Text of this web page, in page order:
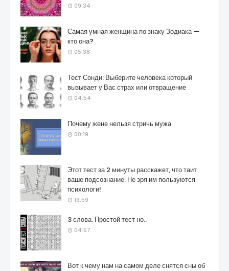
09:34
Самая умная женщина по знаку Зодиака —
кто она?
05:38
Тест Сонди: Выберите человека который
вызывает у Вас страх или отвращение
04:54
Почему жене нельзя стричь мужа
00:19
Этот тест за 2 минуты расскажет, что таит
ваше подсознание. Не зря им пользуются
психологи!
13:59
3 слова. Простой тест но..
04:57
Вот к чему нам на самом деле снятся сны об